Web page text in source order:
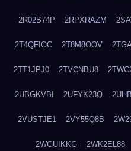
2R02B74P 2RPXRAZM
2T4QFIOC 2T8M8OOV
2TT1JPJ0 2TVCNBU8
2UBGKVBI 2UFYK23Q
2VUSTJE1 2VY55Q8B
2WGUIKKG 2WK2EL88